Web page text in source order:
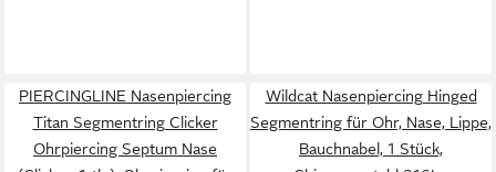
PIERCINGLINE Nasenpiercing
Titan Segmentring Clicker
Ohrpiercing Septum Nase
Wildcat Nasenpiercing Hinged
Segmentring für Ohr, Nase, Lippe,
Bauchnabel, 1 Stück,